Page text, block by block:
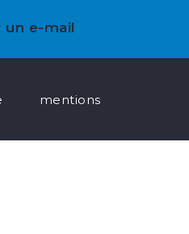
un e-mail
mentions